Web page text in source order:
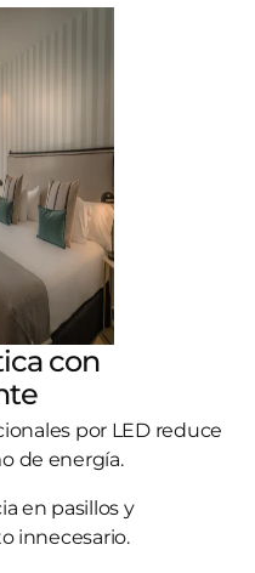
con
por LED reduce
de energía.
en pasillos y
innecesario.